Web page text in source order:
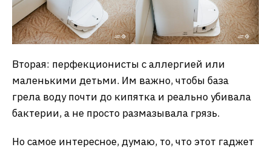
Вторая: перфекционисты с аллергией или
маленькими детьми. Им важно, чтобы база
грела воду почти до кипятка и реально убивала
бактерии, а не просто размазывала грязь.
Но самое интересное, думаю, то, что этот гаджет